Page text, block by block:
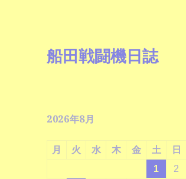
船田戦闘機日誌
2026年8月
月 火 水 木 金 土
日
1
2